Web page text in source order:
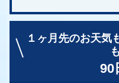
１ヶ月先のお天気
90